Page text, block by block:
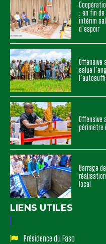
: en fin
intérim
d’espoir
Offensive
salue
Offensive
périmètre
Barrage
local
LIENS UTILES
Présidence du Faso